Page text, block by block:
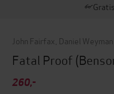
John Fairfax Daniel Weyman
Fatal Proof
260,-